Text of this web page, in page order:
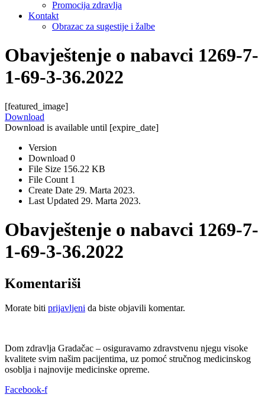
Promocija zdravlja
Kontakt
Obrazac za sugestije i žalbe
Obavještenje o nabavci 1269-7-
1-69-3-36.2022
[featured_image]
Download
Download is available until [expire_date]
Version
Download 0
File Size 156.22 KB
File Count 1
Create Date 29. Marta 2023.
Last Updated 29. Marta 2023.
Obavještenje o nabavci 1269-7-
1-69-3-36.2022
Komentariši
Morate biti prijavljeni da biste objavili komentar.
Dom zdravlja Gradačac – osiguravamo zdravstvenu njegu visoke
kvalitete svim našim pacijentima, uz pomoć stručnog medicinskog
osoblja i najnovije medicinske opreme.
Facebook-f